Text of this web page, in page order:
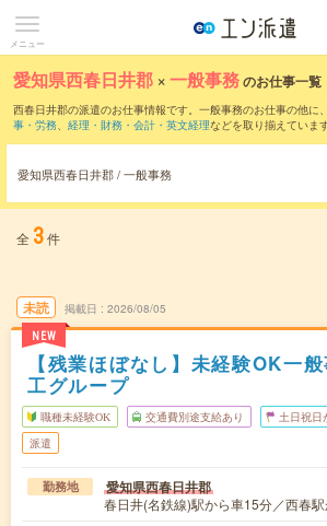
メニュー
愛知県西春日井郡 ×一般事務のお仕事一覧
西春日井郡の派遣のお仕事情報です。一般事務のお仕事の他に、
事・労務、 経理・財務・会計・英文経理などを取り揃えていま
愛知県西春日井郡 / 一般事務
全 3件
未読
NEW
掲載日 2026/08/05
【残業ほぼなし】未経験OK一
工グループ
職種未経験OK 交通費別途支給あり 土日祝日
派遣
勤務地 愛知県西春日井郡
春日井(名鉄線)駅から車15分／西春